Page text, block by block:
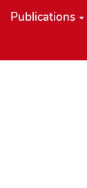
Publications